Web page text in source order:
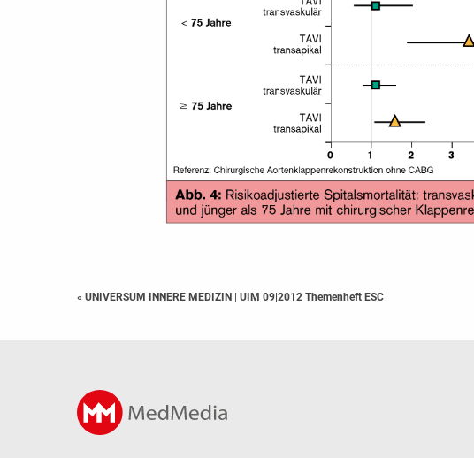
« UNIVERSUM INNERE MEDIZIN | UIM 09|2012 Themenheft ESC